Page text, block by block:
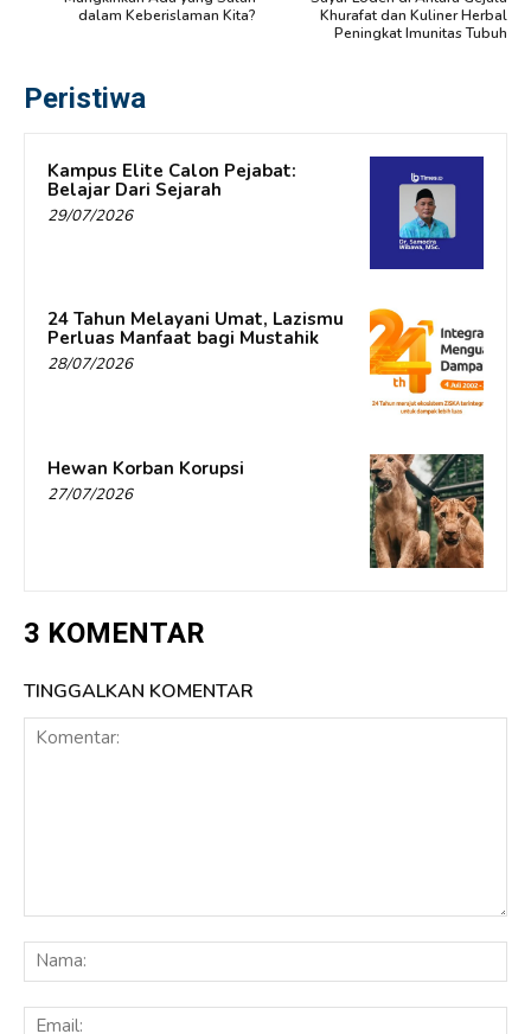
dalam Keberislaman Kita?
Khurafat dan Kuliner Herbal
Peningkat Imunitas Tubuh
Peristiwa
Kampus Elite Calon Pejabat:
Belajar Dari Sejarah
29/07/2026
24 Tahun Melayani Umat, Lazismu
Perluas Manfaat bagi Mustahik
28/07/2026
Hewan Korban Korupsi
27/07/2026
3 KOMENTAR
TINGGALKAN KOMENTAR